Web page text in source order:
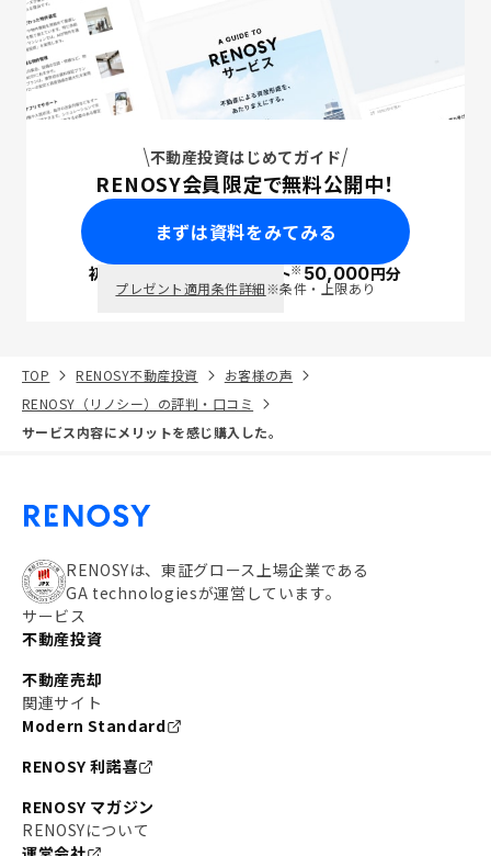
不動産投資はじめてガイド
RENOSY会員限定で無料公開中！
まずは資料をみてみる
初回面談で ポイント※50,000円分
プレゼント適用条件詳細※条件・上限あり
TOP RENOSY不動産投資
お客様の声
RENOSY（リノシー）の評判・口コミ
サービス内容にメリットを感じ購入した。
RENOSYは、東証グロース上場企業である
GA technologiesが運営しています。
サービス
不動産投資
不動産売却
関連サイト
Modern Standard
RENOSY 利諾喜
RENOSY マガジン
RENOSYについて